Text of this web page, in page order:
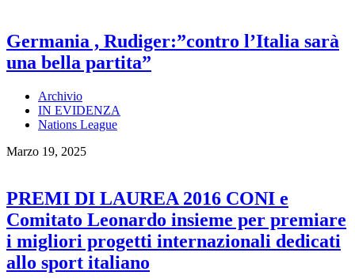
Germania , Rudiger:”contro l’Italia sarà
una bella partita”
Archivio
IN EVIDENZA
Nations League
Marzo 19, 2025
PREMI DI LAUREA 2016 CONI e
Comitato Leonardo insieme per premiare
i migliori progetti internazionali dedicati
allo sport italiano